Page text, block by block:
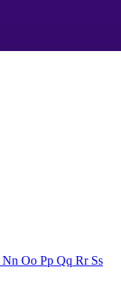
Nn Oo Pp Qq Rr Ss